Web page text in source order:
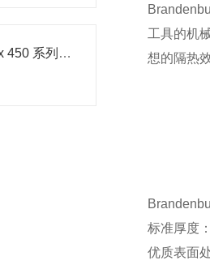
Himmel TM113.0 x 450 系列电机工作原理是啥
工具的机
想的隔热
标准厚度
优质表面